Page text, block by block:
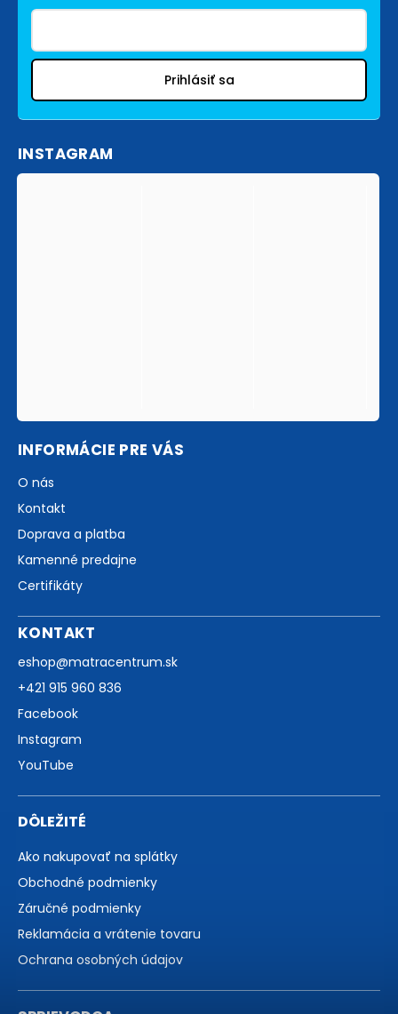
Prihlásiť sa
INSTAGRAM
INFORMÁCIE PRE VÁS
O nás
Kontakt
Doprava a platba
Kamenné predajne
Certifikáty
KONTAKT
eshop@matracentrum.sk
+421 915 960 836
Facebook
Instagram
YouTube
DÔLEŽITÉ
Ako nakupovať na splátky
Obchodné podmienky
Záručné podmienky
Reklamácia a vrátenie tovaru
Ochrana osobných údajov